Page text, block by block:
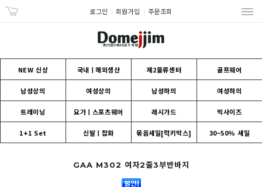
로그인 회원가입 주문조회
NEW 신상 국내ㅣ해외생산 제2물류센터 골프웨어
남성상의 여성상의 남성하의 여성하의
트레이닝 요가ㅣ스포츠웨어 래시가드 빅사이즈
1+1 Set 신발ㅣ잡화 묶음세일[럭키박스] 30~50% 세일
GAA M302 여자2줄3부반바지